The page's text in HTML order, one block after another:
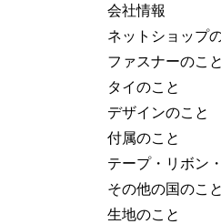
会社情報
ネットショップ
ファスナーのこと
タイのこと
デザインのこと
付属のこと
テープ・リボン
その他の国のこと
生地のこと